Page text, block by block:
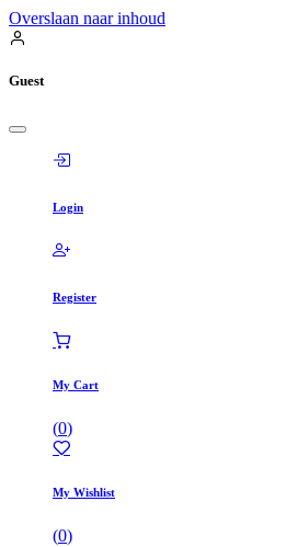
Overslaan naar inhoud
Guest
Login
Register
My Cart
(0)
My Wishlist
(0)